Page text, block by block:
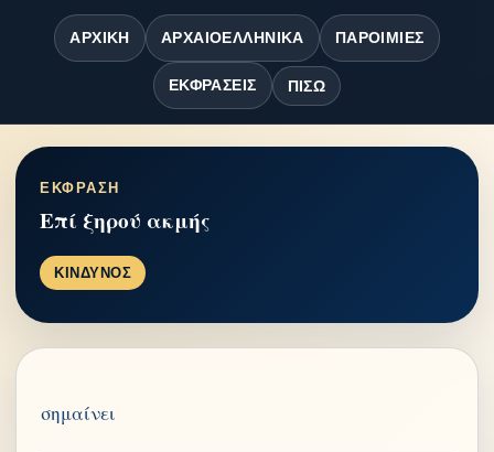
ΑΡΧΙΚΉ ΑΡΧΑΙΟΕΛΛΗΝΙΚΆ ΠΑΡΟΙΜΊΕΣ
ΕΚΦΡΆΣΕΙΣ ΠΊΣΩ
ΕΚΦΡΑΣΗ
Επί ξηρού ακμής
ΚΙΝΔΥΝΟΣ
σημαίνει